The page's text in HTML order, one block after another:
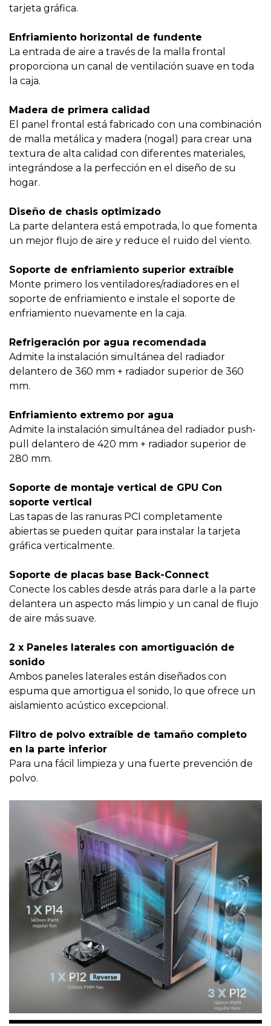
tarjeta gráfica.
Enfriamiento horizontal de fundente
La entrada de aire a través de la malla frontal
proporciona un canal de ventilación suave en toda
la caja.
Madera de primera calidad
El panel frontal está fabricado con una combinación
de malla metálica y madera (nogal) para crear una
textura de alta calidad con diferentes materiales,
integrándose a la perfección en el diseño de su
hogar.
Diseño de chasis optimizado
La parte delantera está empotrada, lo que fomenta
un mejor flujo de aire y reduce el ruido del viento.
Soporte de enfriamiento superior extraíble
Monte primero los ventiladores/radiadores en el
soporte de enfriamiento e instale el soporte de
enfriamiento nuevamente en la caja.
Refrigeración por agua recomendada
Admite la instalación simultánea del radiador
delantero de 360 mm + radiador superior de 360
mm.
Enfriamiento extremo por agua
Admite la instalación simultánea del radiador push-
pull delantero de 420 mm + radiador superior de
280 mm.
Soporte de montaje vertical de GPU Con
soporte vertical
Las tapas de las ranuras PCI completamente
abiertas se pueden quitar para instalar la tarjeta
gráfica verticalmente.
Soporte de placas base Back-Connect
Conecte los cables desde atrás para darle a la parte
delantera un aspecto más limpio y un canal de flujo
de aire más suave.
2 x Paneles laterales con amortiguación de
sonido
Ambos paneles laterales están diseñados con
espuma que amortigua el sonido, lo que ofrece un
aislamiento acústico excepcional.
Filtro de polvo extraíble de tamaño completo
en la parte inferior
Para una fácil limpieza y una fuerte prevención de
polvo.